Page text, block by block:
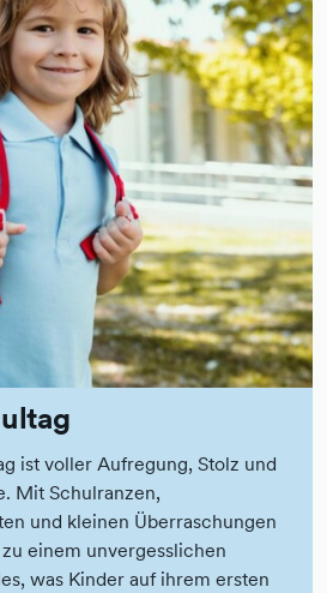
ist voller Aufregung, Stolz und
Mit Schulranzen,
und kleinen Überraschungen
einem unvergesslichen
was Kinder auf ihrem ersten